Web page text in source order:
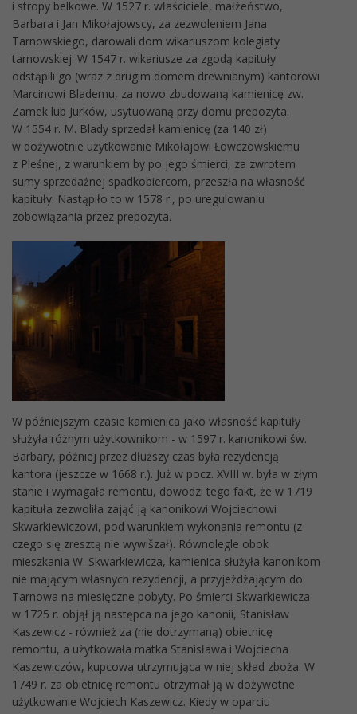
i stropy belkowe. W 1527 r. właściciele, małżeństwo,
Barbara i Jan Mikołajowscy, za zezwoleniem Jana
Tarnowskiego, darowali dom wikariuszom kolegiaty
tarnowskiej. W 1547 r. wikariusze za zgodą kapituły
odstąpili go (wraz z drugim domem drewnianym) kantorowi
Marcinowi Blademu, za nowo zbudowaną kamienicę zw.
Zamek lub Jurków, usytuowaną przy domu prepozyta.
W 1554 r. M. Blady sprzedał kamienicę (za 140 zł)
w dożywotnie użytkowanie Mikołajowi Łowczowskiemu
z Pleśnej, z warunkiem by po jego śmierci, za zwrotem
sumy sprzedażnej spadkobiercom, przeszła na własność
kapituły. Nastąpiło to w 1578 r., po uregulowaniu
zobowiązania przez prepozyta.
W późniejszym czasie kamienica jako własność kapituły
służyła różnym użytkownikom - w 1597 r. kanonikowi św.
Barbary, później przez dłuższy czas była rezydencją
kantora (jeszcze w 1668 r.). Już w pocz. XVIII w. była w złym
stanie i wymagała remontu, dowodzi tego fakt, że w 1719
kapituła zezwoliła zająć ją kanonikowi Wojciechowi
Skwarkiewiczowi, pod warunkiem wykonania remontu (z
czego się zresztą nie wywišzał). Równolegle obok
mieszkania W. Skwarkiewicza, kamienica służyła kanonikom
nie mającym własnych rezydencji, a przyjeżdżającym do
Tarnowa na miesięczne pobyty. Po śmierci Skwarkiewicza
w 1725 r. objął ją następca na jego kanonii, Stanisław
Kaszewicz - również za (nie dotrzymaną) obietnicę
remontu, a użytkowała matka Stanisława i Wojciecha
Kaszewiczów, kupcowa utrzymująca w niej skład zboża. W
1749 r. za obietnicę remontu otrzymał ją w dożywotne
użytkowanie Wojciech Kaszewicz. Kiedy w oparciu